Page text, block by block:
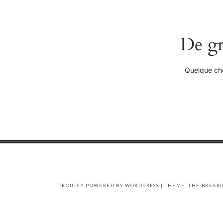
De
Quelque
PROUDLY POWERED BY WORDPRESS | THEME: THE